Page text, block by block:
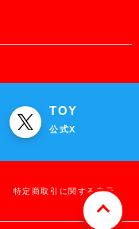
TOY
公式X
特定商取引に関する表示